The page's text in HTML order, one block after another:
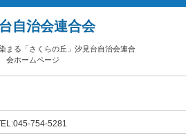
自治会連合会
まる「さくらの丘」汐見台自治会連合
会ホームページ
754-5281